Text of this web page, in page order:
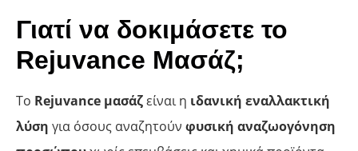
Γιατί να δοκιμάσετε το
Rejuvance Μασάζ;
Το Rejuvance μασάζείναι η ιδανική εναλλακτική
λύση για όσους αναζητούν φυσική αναζωογόνηση